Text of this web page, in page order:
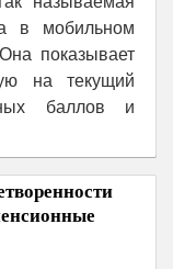
в мобильном
показывает
на текущий
баллов и